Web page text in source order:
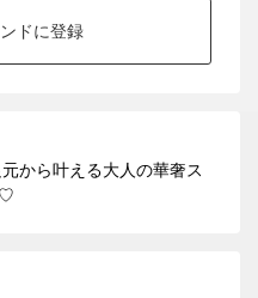
ドに登録
から叶える大人の華奢ス
♡